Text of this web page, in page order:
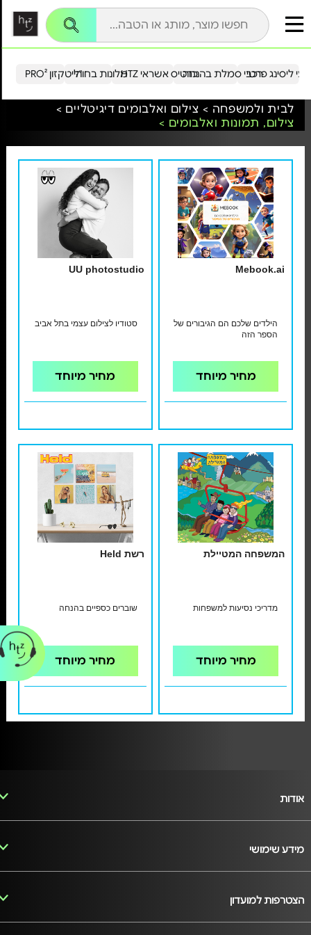
הייטקזון PRO²מלונות בחו"ל כרטיס אשראי HTZ ליסינג פרטירכבי סמלת בהנחה
לבית ולמשפחה > צילום ואלבומים דיגיטליים >
צילום, תמונות ואלבומים >
Mebook.ai
הילדים שלכם הם הגיבורים של
הספר הזה
מחיר מיוחד
UU photostudio
סטודיו לצילום עצמי בתל אביב
מחיר מיוחד
המשפחה המטיילת
מדריכי נסיעות למשפחות
מחיר מיוחד
רשת Held
שוברים כספיים בהנחה
מחיר מיוחד
אודות
מידע שימושי
הצטרפות למועדון